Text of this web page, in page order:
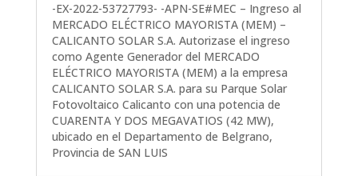
-EX-2022-53727793- -APN-SE#MEC – Ingreso al
MERCADO ELÉCTRICO MAYORISTA (MEM) –
CALICANTO SOLAR S.A. Autorizase el ingreso
como Agente Generador del MERCADO
ELÉCTRICO MAYORISTA (MEM) a la empresa
CALICANTO SOLAR S.A. para su Parque Solar
Fotovoltaico Calicanto con una potencia de
CUARENTA Y DOS MEGAVATIOS (42 MW),
ubicado en el Departamento de Belgrano,
Provincia de SAN LUIS